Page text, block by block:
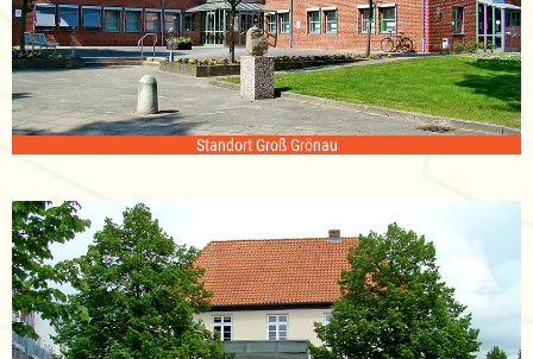
Standort Groß Grönau